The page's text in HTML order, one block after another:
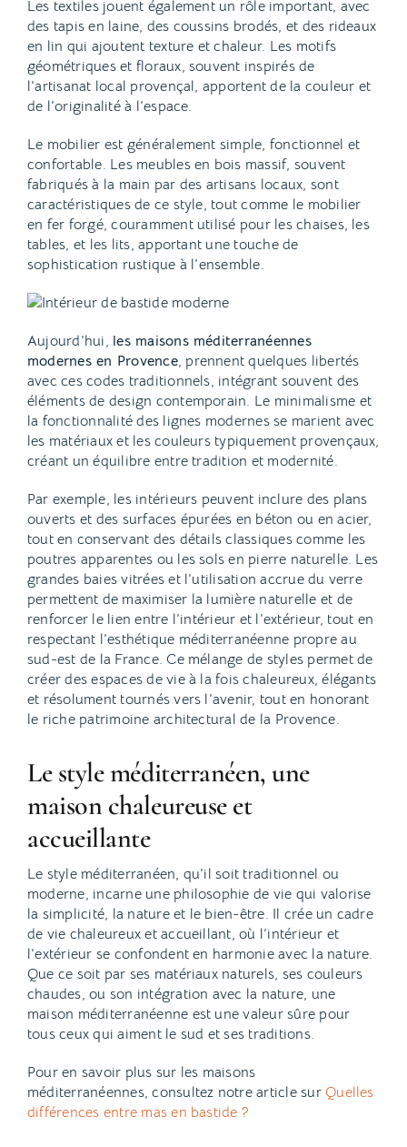
Les textiles jouent également un rôle important, avec
des tapis en laine, des coussins brodés, et des rideaux
en lin qui ajoutent texture et chaleur. Les motifs
géométriques et floraux, souvent inspirés de
l’artisanat local provençal, apportent de la couleur et
de l’originalité à l’espace.
Le mobilier est généralement simple, fonctionnel et
confortable. Les meubles en bois massif, souvent
fabriqués à la main par des artisans locaux, sont
caractéristiques de ce style, tout comme le mobilier
en fer forgé, couramment utilisé pour les chaises, les
tables, et les lits, apportant une touche de
sophistication rustique à l’ensemble.
Aujourd’hui, les maisons méditerranéennes
modernes en Provence, prennent quelques libertés
avec ces codes traditionnels, intégrant souvent des
éléments de design contemporain. Le minimalisme et
la fonctionnalité des lignes modernes se marient avec
les matériaux et les couleurs typiquement provençaux,
créant un équilibre entre tradition et modernité.
Par exemple, les intérieurs peuvent inclure des plans
ouverts et des surfaces épurées en béton ou en acier,
tout en conservant des détails classiques comme les
poutres apparentes ou les sols en pierre naturelle. Les
grandes baies vitrées et l’utilisation accrue du verre
permettent de maximiser la lumière naturelle et de
renforcer le lien entre l’intérieur et l’extérieur, tout en
respectant l’esthétique méditerranéenne propre au
sud-est de la France. Ce mélange de styles permet de
créer des espaces de vie à la fois chaleureux, élégants
et résolument tournés vers l’avenir, tout en honorant
le riche patrimoine architectural de la Provence.
Le style méditerranéen, une
maison chaleureuse et
accueillante
Le style méditerranéen, qu’il soit traditionnel ou
moderne, incarne une philosophie de vie qui valorise
la simplicité, la nature et le bien-être. Il crée un cadre
de vie chaleureux et accueillant, où l’intérieur et
l’extérieur se confondent en harmonie avec la nature.
Que ce soit par ses matériaux naturels, ses couleurs
chaudes, ou son intégration avec la nature, une
maison méditerranéenne est une valeur sûre pour
tous ceux qui aiment le sud et ses traditions.
Pour en savoir plus sur les maisons
méditerranéennes, consultez notre article sur Quelles
différences entre mas en bastide ?